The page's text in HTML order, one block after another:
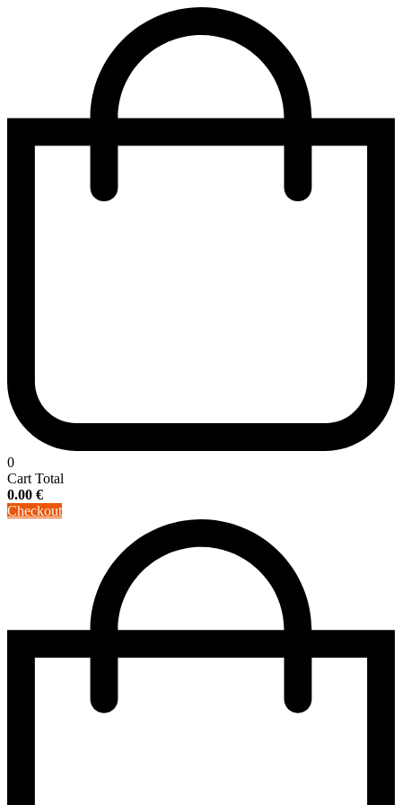
0
Cart Total
0.00 €
Checkout